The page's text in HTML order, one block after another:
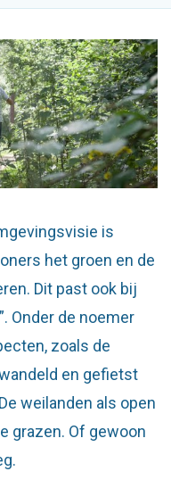
is
het groen en de
Dit past ook bij
Onder de noemer
zoals de
en gefietst
weilanden als open
grazen. Of gewoon